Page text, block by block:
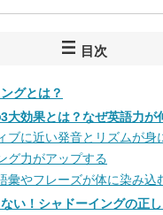
目次
グとは？
大効果とは？なぜ英語力が
ブに近い発音とリズムが身
グ力がアップする
彙やフレーズが体に染み込
い！シャドーイングの正